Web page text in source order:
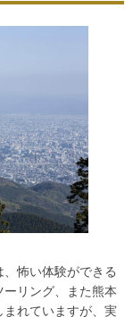
怖い体験ができる
リング、また熊本
れていますが、実